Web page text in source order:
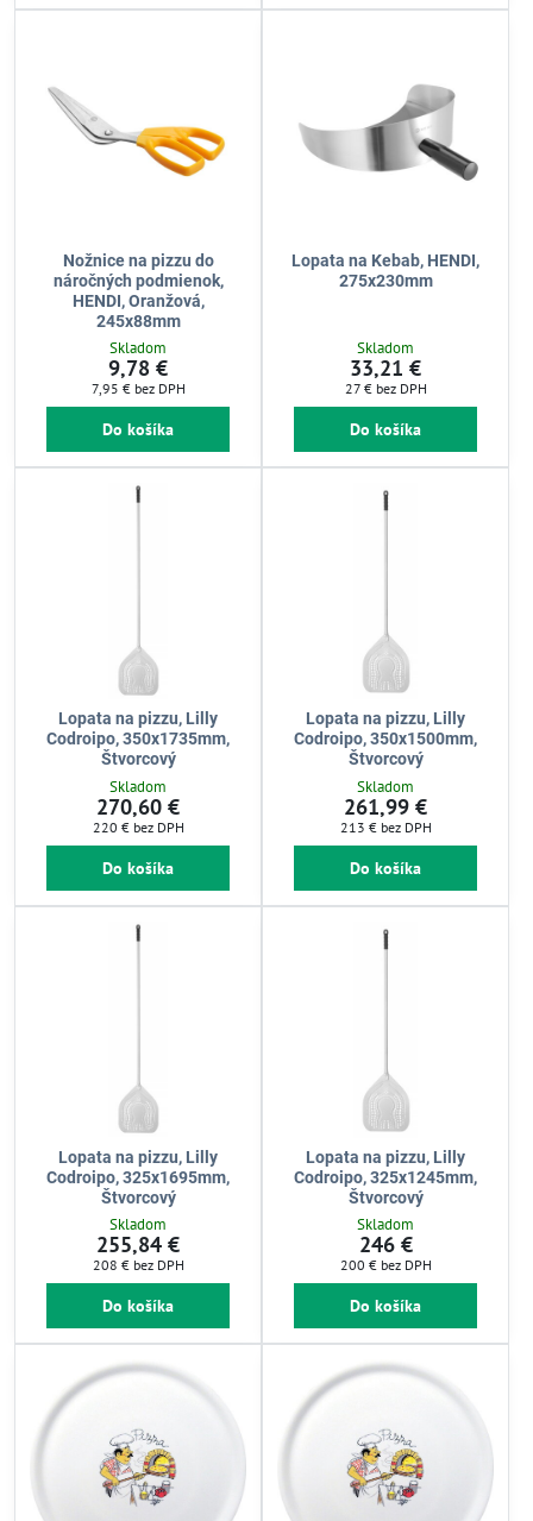
Nožnice na pizzu do
náročných podmienok,
HENDI, Oranžová,
245x88mm
Skladom
9,78 €
7,95 € bez DPH
Do košíka
Lopata na Kebab, HENDI,
275x230mm
Skladom
33,21 €
27 € bez DPH
Do košíka
Lopata na pizzu, Lilly
Codroipo, 350x1735mm,
Štvorcový
Skladom
270,60 €
220 € bez DPH
Do košíka
Lopata na pizzu, Lilly
Codroipo, 350x1500mm,
Štvorcový
Skladom
261,99 €
213 € bez DPH
Do košíka
Lopata na pizzu, Lilly
Codroipo, 325x1695mm,
Štvorcový
Skladom
255,84 €
208 € bez DPH
Do košíka
Lopata na pizzu, Lilly
Codroipo, 325x1245mm,
Štvorcový
Skladom
246 €
200 € bez DPH
Do košíka